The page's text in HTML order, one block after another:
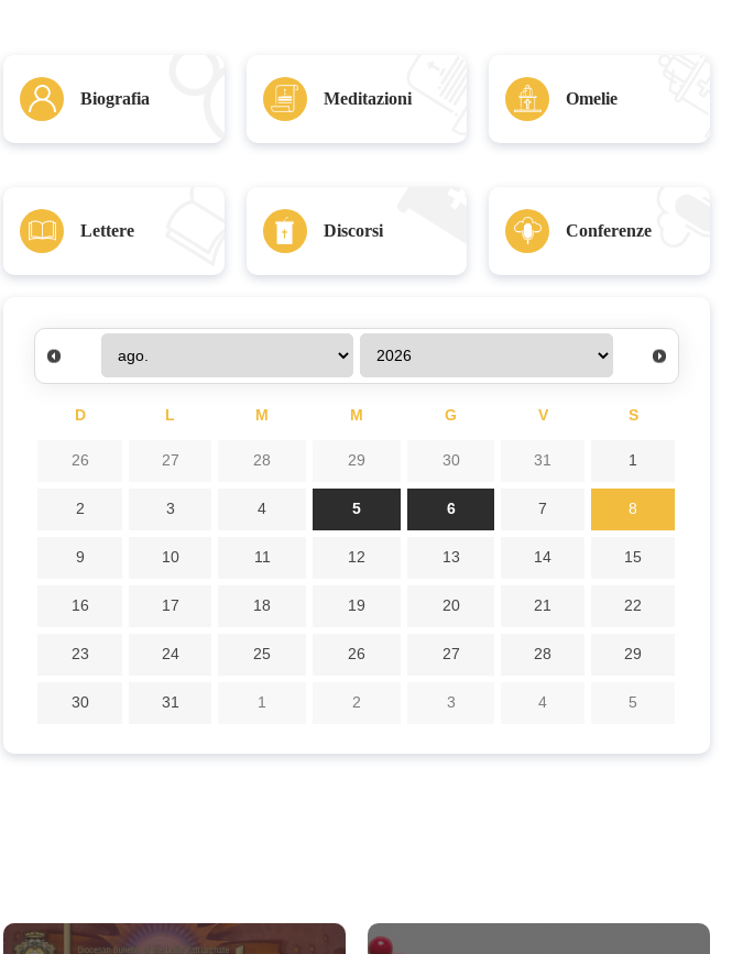
Biografia Meditazioni Omelie
Lettere Discorsi Conferenze
D L M M G V
S
26
27 28 29 30 31
1
2
3 4 5 6 7
8
9
10 11 12 13 14
15
16
17 18 19 20 21
22
23
24 25 26 27 28
29
30
31 1 2 3 4 5